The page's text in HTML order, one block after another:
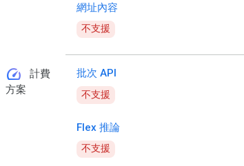
網址內容
不支援
speed
計費
方案
批次 API
不支援
Flex 推論
不支援